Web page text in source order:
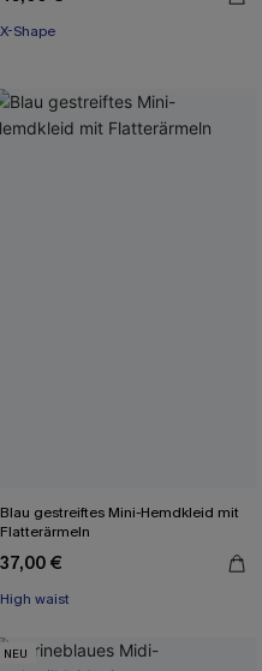
X-Shape
Blau gestreiftes Mini-Hemdkleid mit
Flatterärmeln
37,00 €
High waist
NEU